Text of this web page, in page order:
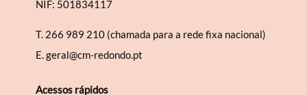
NIF: 501834117
T. 266 989 210 (chamada para a rede fixa nacional)
E.geral@cm-redondo.pt
Acessos rápidos